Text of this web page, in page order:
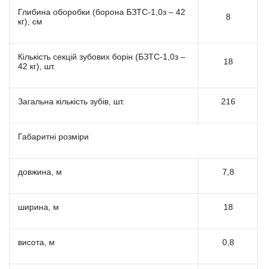
Глибина оборобки (борона БЗТС-1,0з – 42
кг), см
8
Кількість секцій зубових борін (БЗТС-1,0з –
42 кг), шт.
18
Загальна кількість зубів, шт. 216
Габаритні розміри
довжина, м 7,8
ширина, м 18
висота, м 0,8